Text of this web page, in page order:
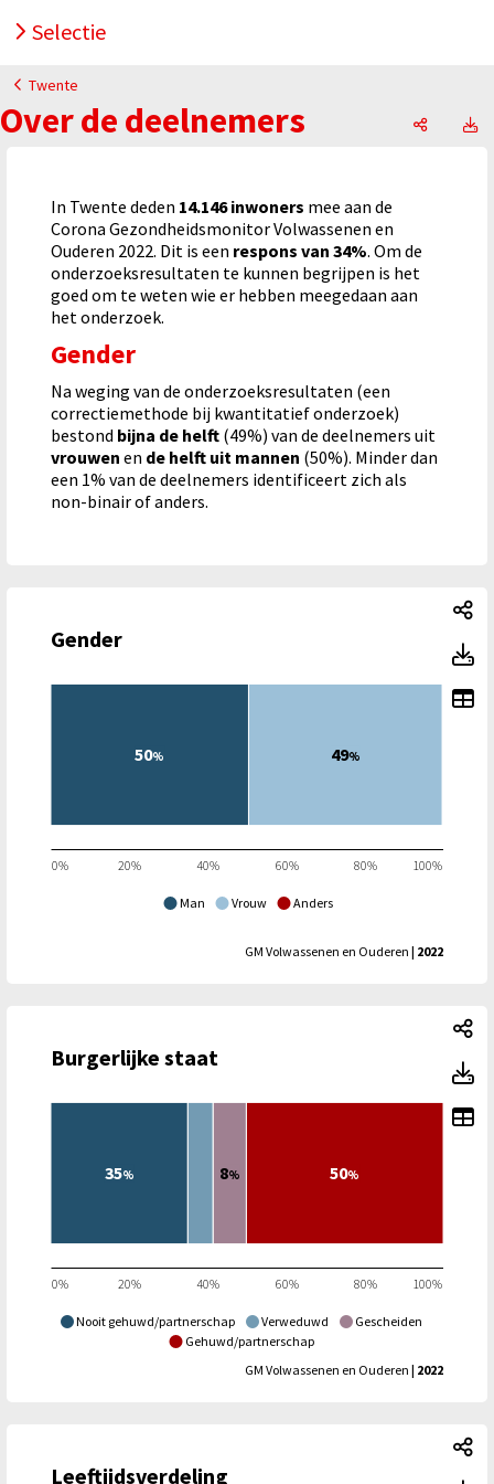
Selectie
Twente
Over de deelnemers
In Twente deden 14.146 inwoners mee aan de
Corona Gezondheidsmonitor Volwassenen en
Ouderen 2022. Dit is een respons van 34%. Om de
onderzoeksresultaten te kunnen begrijpen is het
goed om te weten wie er hebben meegedaan aan
het onderzoek.
Gender
Na weging van de onderzoeksresultaten (een
correctiemethode bij kwantitatief onderzoek)
bestond bijna de helft (49%) van de deelnemers uit
vrouwen en de helft uit mannen (50%). Minder dan
een 1% van de deelnemers identificeert zich als
non-binair of anders.
Gender
Man Vrouw Anders
0% 20% 40% 60% 80% 100%
50% 49%
GM Volwassenen en Ouderen | 2022
Burgerlijke staat
Nooit gehuwd/partnerschap Verweduwd
Gescheiden
Gehuwd/partnerschap
0% 20% 40% 60% 80% 100%
35% 8% 50%
GM Volwassenen en Ouderen | 2022
Leeftijdsverdeling